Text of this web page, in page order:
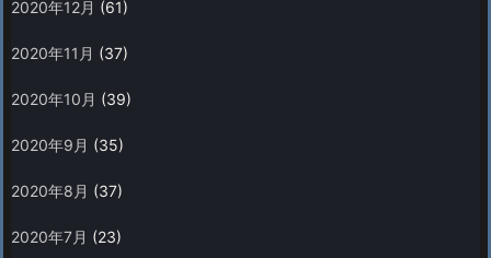
2020年12月 (61)
2020年11月 (37)
2020年10月 (39)
2020年9月 (35)
2020年8月 (37)
2020年7月 (23)